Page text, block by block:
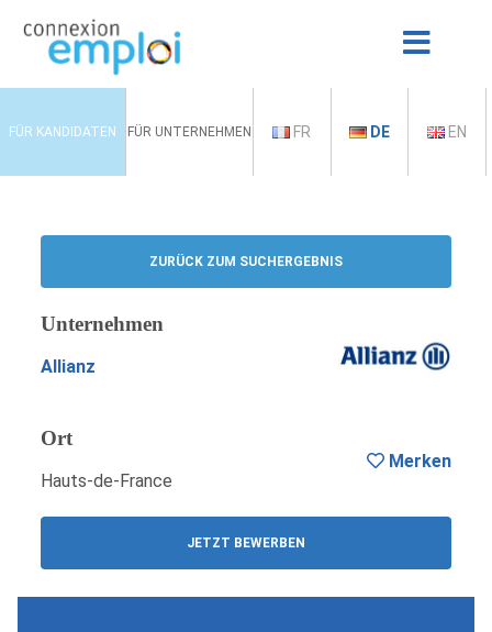
FÜR KANDIDATEN FÜR UNTERNEHMEN FR DE EN
ZURÜCK ZUM SUCHERGEBNIS
Unternehmen
Allianz
Ort
Hauts-de-France
JETZT BEWERBEN
Merken